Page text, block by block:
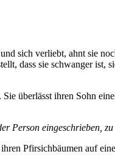
sich verliebt, ahnt sie
dass sie schwanger ist,
überlässt ihren Sohn
Person eingeschrieben,
Pfirsichbäumen auf